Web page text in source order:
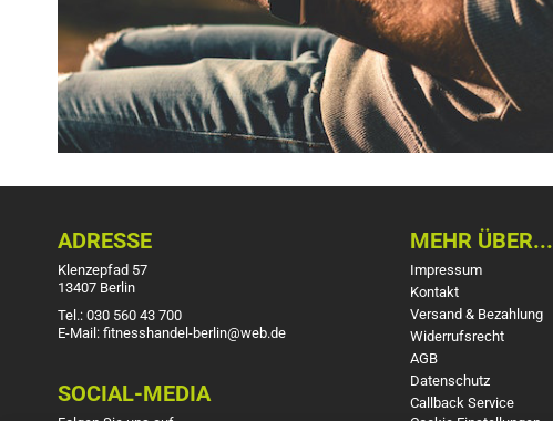
ADRESSE
Klenzepfad 57
13407 Berlin
Tel.: 030 560 43 700
E-Mail: fitnesshandel-berlin@web.de
SOCIAL-MEDIA
MEHR ÜBER...
Impressum
Kontakt
Versand & Bezahlung
Widerrufsrecht
AGB
Datenschutz
Callback Service